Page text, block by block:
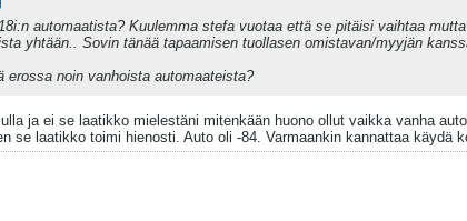
automaatista? Kuulemma stefa vuotaa että se pitäisi vaihtaa
yhtään.. Sovin tänää tapaamisen tuollasen omistavan/myyjän
erossa noin vanhoista automaateista?
ja ei se laatikko mielestäni mitenkään huono ollut vaikka vanha
se laatikko toimi hienosti. Auto oli -84. Varmaankin kannattaa käydä